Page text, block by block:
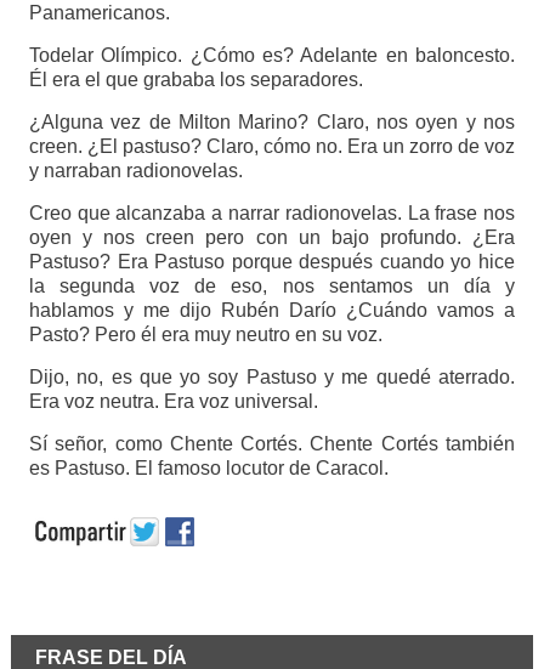
Panamericanos.
Todelar Olímpico. ¿Cómo es? Adelante en baloncesto.
Él era el que grababa los separadores.
¿Alguna vez de Milton Marino? Claro, nos oyen y nos
creen. ¿El pastuso? Claro, cómo no. Era un zorro de voz
y narraban radionovelas.
Creo que alcanzaba a narrar radionovelas. La frase nos
oyen y nos creen pero con un bajo profundo. ¿Era
Pastuso? Era Pastuso porque después cuando yo hice
la segunda voz de eso, nos sentamos un día y
hablamos y me dijo Rubén Darío ¿Cuándo vamos a
Pasto? Pero él era muy neutro en su voz.
Dijo, no, es que yo soy Pastuso y me quedé aterrado.
Era voz neutra. Era voz universal.
Sí señor, como Chente Cortés. Chente Cortés también
es Pastuso. El famoso locutor de Caracol.
FRASE DEL DÍA